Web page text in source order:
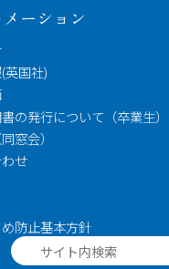
ーション
英国社)
の発行について（卒業生）
窓会）
せ
防止基本方針